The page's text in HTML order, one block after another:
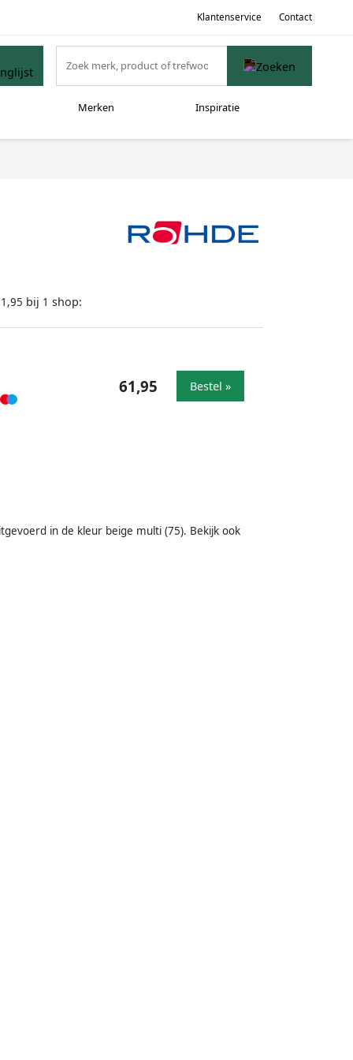
Klantenservice Contact
Merken Inspiratie
bij 1 shop:
61,95 Bestel »
in de kleur beige multi (75). Bekijk ook